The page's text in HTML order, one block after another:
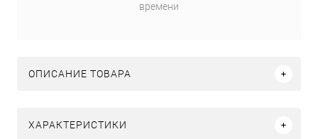
времени
ОПИСАНИЕ ТОВАРА
ХАРАКТЕРИСТИКИ